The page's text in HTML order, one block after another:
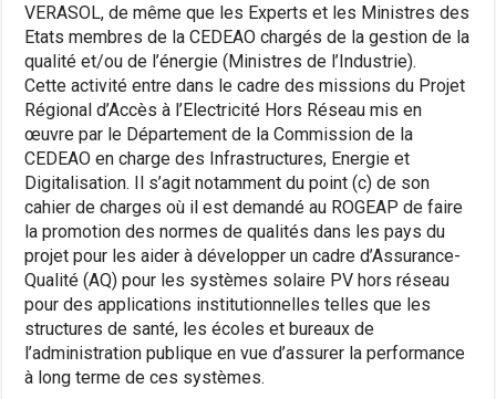
VERASOL, de même que les Experts et les Ministres des
Etats membres de la CEDEAO chargés de la gestion de la
qualité et/ou de l’énergie (Ministres de l’Industrie).
Cette activité entre dans le cadre des missions du Projet
Régional d’Accès à l’Electricité Hors Réseau mis en
œuvre par le Département de la Commission de la
CEDEAO en charge des Infrastructures, Energie et
Digitalisation. Il s’agit notamment du point (c) de son
cahier de charges où il est demandé au ROGEAP de faire
la promotion des normes de qualités dans les pays du
projet pour les aider à développer un cadre d’Assurance-
Qualité (AQ) pour les systèmes solaire PV hors réseau
pour des applications institutionnelles telles que les
structures de santé, les écoles et bureaux de
l’administration publique en vue d’assurer la performance
à long terme de ces systèmes.